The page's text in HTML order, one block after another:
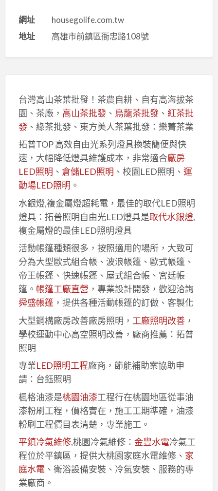
網址
housegolife.com.tw
地址
高雄市前鎮區衙忠路108號
台灣高山茶葉批發！茶農自耕、自有高海拔茶
園、茶廠， 高山茶批發、 烏龍茶批發、 紅茶批
發、綠茶批發、東方美人茶葉批發：樂菁茶業
拓普TOP 高效自由光系列燈具換裝簡便與快
速，大幅降低燈具維護成本，非常適合廠房
LED照明 、 倉儲LED照明 、校園LED照明、 運
動場LED照明 。
水銀燈,複金屬燈超耗電，最佳的取代LED照明
燈具：拓普照明自由光LED燈具是取代水銀燈,
複金屬燈的最佳LED照明燈具
活動帳篷種類很多，按照適用的場所，大致可
分為大型歐式組合帳、波浪帳篷、歐式帳篷、
帝王帳篷、快速帳篷、屋式組合帳、宮廷帳
篷。 帳篷工廠直營 ，專業設計開發，歡迎洽詢
舜盛帳篷，提供各種活動帳篷的訂做、客製化
大型鋼構廠房改善廠房照明， 工廠照明改善，
學校運動中心高空照明改善，廠商推薦：拓普
照明
專業LED照明工程廠商，節能補助案協助申
請：台鈺照明
楓格油漆是桃園油漆工程行在桃園地區從事油
漆粉刷工程，價格實在，施工工期準確，油漆
粉刷工程價目表清楚，專業施工。
平鎮冷氣維修,桃園冷氣維修： 金豐水電冷氣工
程位於平鎮區，提供大桃園家庭水電維修、 家
庭水電、衛浴設備安裝、冷氣安裝、服務的專
業廠商。